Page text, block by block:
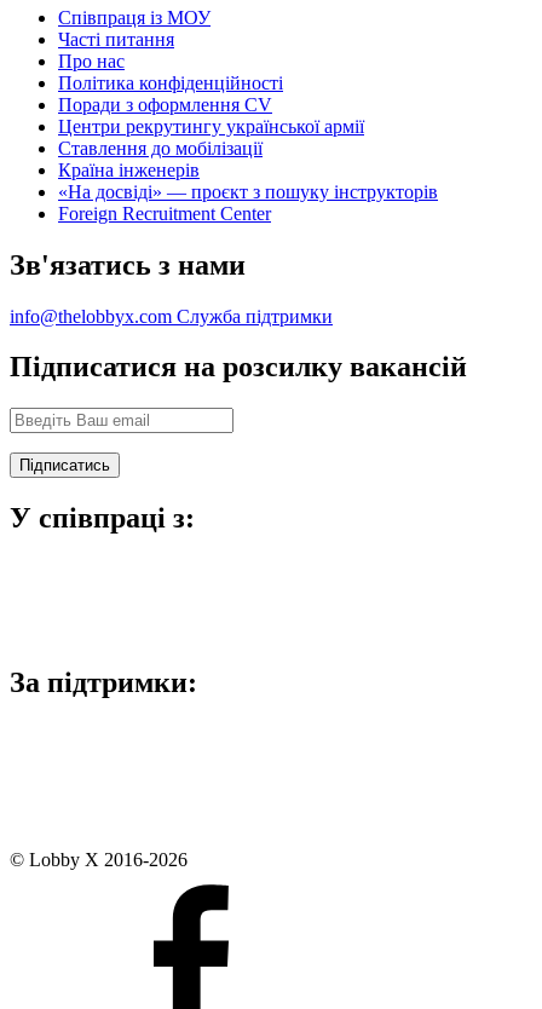
Співпраця із МОУ
Часті питання
Про нас
Політика конфіденційності
Поради з оформлення CV
Центри рекрутингу української армії
Ставлення до мобілізації
Країна інженерів
«На досвіді» — проєкт з пошуку інструкторів
Foreign Recruitment Center
Зв'язатись з нами
info@thelobbyx.com Служба підтримки
Підписатися на розсилку вакансій
У співпраці з:
За підтримки:
© Lobby X 2016-2026